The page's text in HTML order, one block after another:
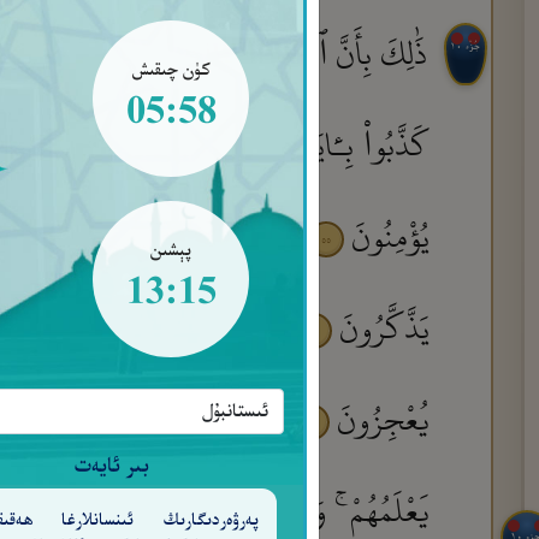
كۈن چىقىش
05:58
پېشىن
13:15
بىر ئايەت
پەرۋەردىگارىڭ ئىنسانلارغا
١٠
جُزْء ١٠ ذَٰلِكَ بِأَنَّ ٱللَّهَ لَمْ يَكُ مُغَيِّرًا نِّعْمَةً أَنْعَمَهَا
كَذَّبُوا۟ بِـَٔايَـٰتِ رَبِّهِمْ فَأَهْلَكْنَـٰهُم
يُؤْمِنُونَ
٥٥ ٱلَّذِينَ عَـٰهَدتَّ مِنْهُمْ ثُمَّ
يَذَّكَّرُونَ
وَإِمَّا تَخَافَنَّ مِن قَوْمٍ
يُعْجِزُونَ
وَأَعِدُّوا۟ لَهُم مَّا
يَعْلَمُهُمْ ۚ وَمَا تُنفِقُوا۟ مِن شَىْءٍ فِى